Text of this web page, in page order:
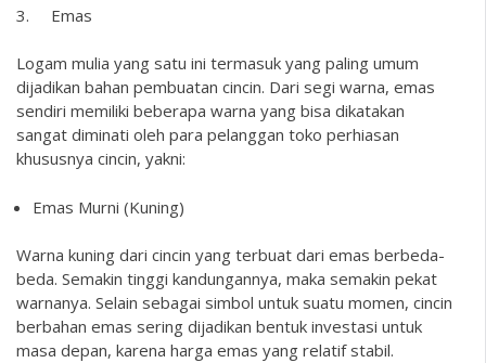
3. Emas
Logam mulia yang satu ini termasuk yang paling umum
dijadikan bahan pembuatan cincin. Dari segi warna, emas
sendiri memiliki beberapa warna yang bisa dikatakan
sangat diminati oleh para pelanggan toko perhiasan
khususnya cincin, yakni:
Emas Murni (Kuning)
Warna kuning dari cincin yang terbuat dari emas berbeda-
beda. Semakin tinggi kandungannya, maka semakin pekat
warnanya. Selain sebagai simbol untuk suatu momen, cincin
berbahan emas sering dijadikan bentuk investasi untuk
masa depan, karena harga emas yang relatif stabil.